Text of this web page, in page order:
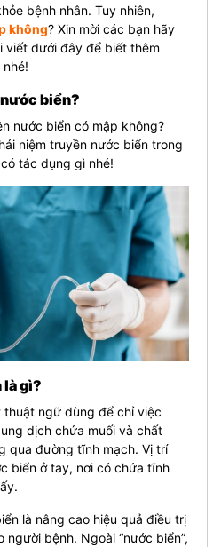
bệnh nhân. Tuy nhiên,
không? Xin mời các bạn hãy
viết dưới đây để biết thêm
biển?
nước biển có mập không?
niệm truyền nước biển trong
tác dụng gì nhé!
là gì?
thuật ngữ dùng để chỉ việc
dịch chứa muối và chất
qua đường tĩnh mạch. Vị trí
biển ở tay, nơi có chứa tĩnh
là nâng cao hiệu quả điều trị
bệnh. Ngoài “nước biển”,